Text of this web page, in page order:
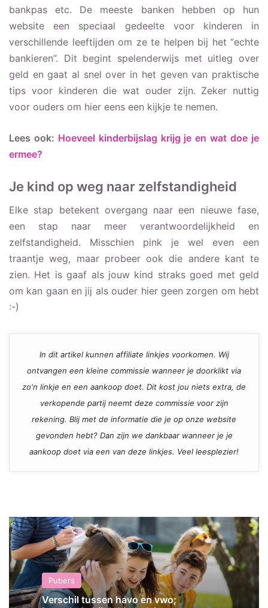
bankpas etc. De meeste banken hebben op hun
website een speciaal gedeelte voor kinderen in
verschillende leeftijden om ze te helpen bij het “echte
bankieren”. Dit begint spelenderwijs met uitleg over
geld en gaat al snel over in het geven van praktische
tips voor kinderen die wat ouder zijn. Zeker nuttig
voor ouders om hier eens een kijkje te nemen.
Lees ook: Hoeveel kinderbijslag krijg je en wat doe je
ermee?
Je kind op weg naar zelfstandigheid
Elke stap betekent overgang naar een nieuwe fase,
een stap naar meer verantwoordelijkheid en
zelfstandigheid. Misschien pink je wel even een
traantje weg, maar probeer ook die andere kant te
zien. Het is gaaf als jouw kind straks goed met geld
om kan gaan en jij als ouder hier geen zorgen om hebt
:-)
In dit artikel kunnen affiliate linkjes voorkomen. Wij
ontvangen een kleine commissie wanneer je doorklikt via
zo'n linkje en een aankoop doet. Dit kost jou niets extra, de
verkopende partij neemt deze commissie voor zijn
rekening. Blij met de informatie die je op onze website
gevonden hebt? Dan zijn we dankbaar wanneer je je
aankoop doet via een van deze linkjes. Veel leesplezier!
Pubers
Verschil tussen havo en vwo;